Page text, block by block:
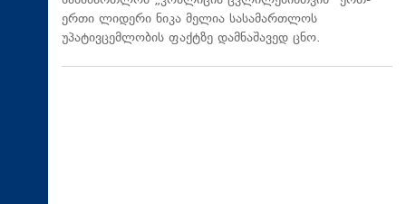
ერთი ლიდერი ნიკა მელია სასამართლოს
უპატივცემლობის ფაქტზე დამნაშავედ ცნო.